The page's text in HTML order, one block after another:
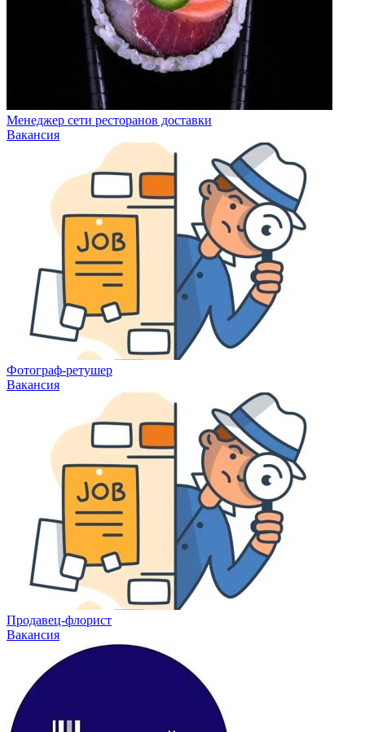
Менеджер сети ресторанов доставки
Вакансия
Фотограф-ретушер
Вакансия
Продавец-флорист
Вакансия